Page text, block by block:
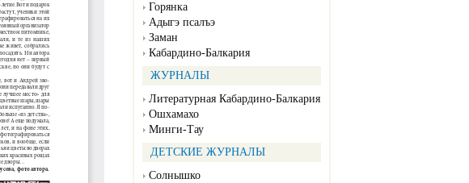
Горянка
Адыгэ псалъэ
Заман
Кабардино-Балкария
ЖУРНАЛЫ
Литературная Кабардино-Балкария
Ошхамахо
Минги-Тау
ДЕТСКИЕ ЖУРНАЛЫ
Солнышко